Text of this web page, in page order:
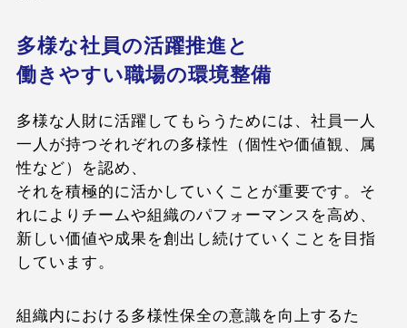
多様な社員の活躍推進と
働きやすい職場の環境整備
多様な人財に活躍してもらうためには、社員一人
一人が持つそれぞれの多様性（個性や価値観、属
性など）を認め、
それを積極的に活かしていくことが重要です。そ
れによりチームや組織のパフォーマンスを高め、
新しい価値や成果を創出し続けていくことを目指
しています。
組織内における多様性保全の意識を向上するた